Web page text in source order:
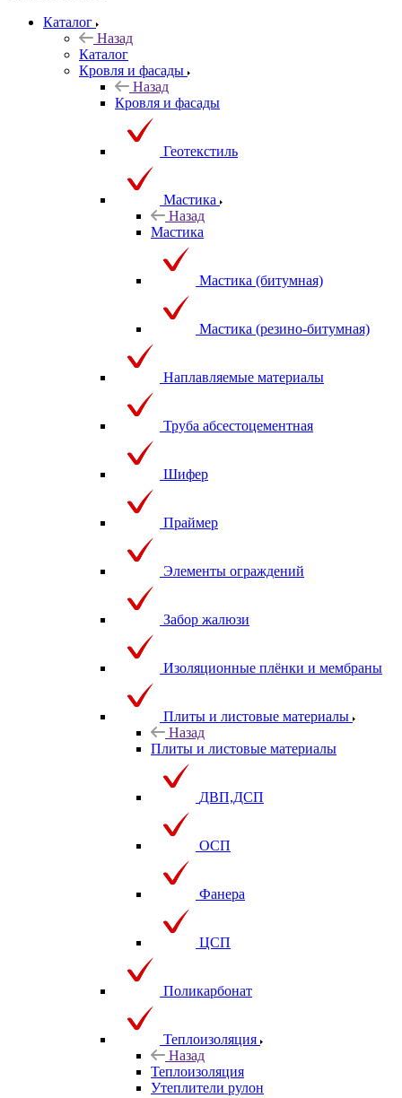
Каталог
Назад
Каталог
Кровля и фасады
Назад
Кровля и фасады
Геотекстиль
Мастика
Назад
Мастика
Мастика (битумная)
Мастика (резино-битумная)
Наплавляемые материалы
Труба абсестоцементная
Шифер
Праймер
Элементы ограждений
Забор жалюзи
Изоляционные плёнки и мембраны
Плиты и листовые материалы
Назад
Плиты и листовые материалы
ДВП,ДСП
ОСП
Фанера
ЦСП
Поликарбонат
Теплоизоляция
Назад
Теплоизоляция
Утеплители рулон